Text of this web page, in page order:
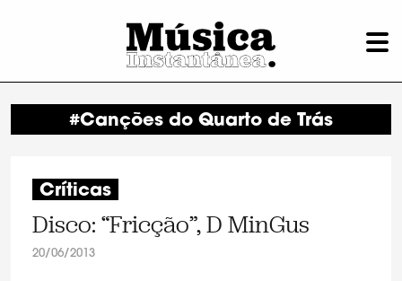
#Canções do Quarto de Trás
Críticas
Disco: “Fricção”, D MinGus
20/06/2013